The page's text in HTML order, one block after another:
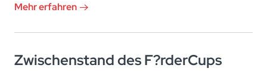
Mehr erfahren
Zwischenstand des F?rderCups